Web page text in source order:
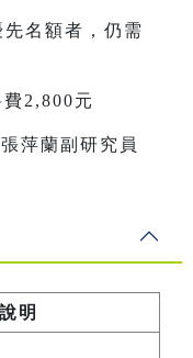
名額者，仍需
2,800元
萍蘭副研究員
明